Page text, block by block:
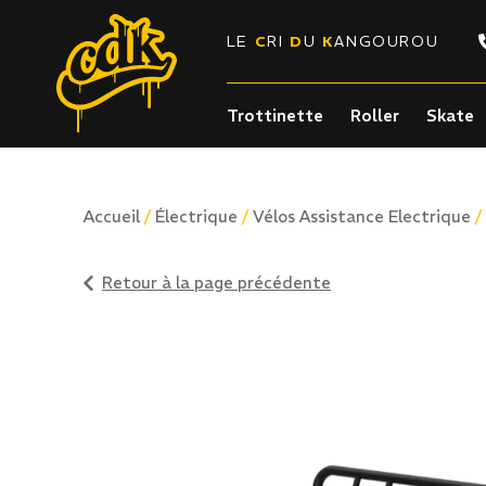
LE CRI DU KANGOUROU
Trottinette Roller Skate
Accueil / Électrique /Vélos Assistance Electrique /
Retour à la page précédente